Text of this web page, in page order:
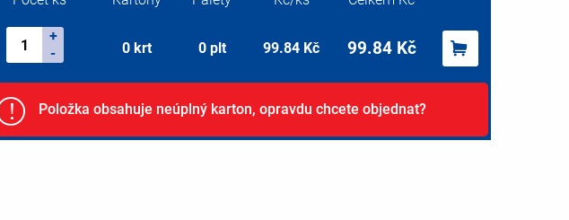
+
-
0 krt 0plt 99.84 Kč 99.84Kč
! Položka obsahuje neúplný karton, opravdu chcete objednat?